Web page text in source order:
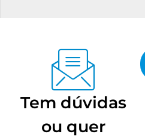
Tem dúvidas
ou quer